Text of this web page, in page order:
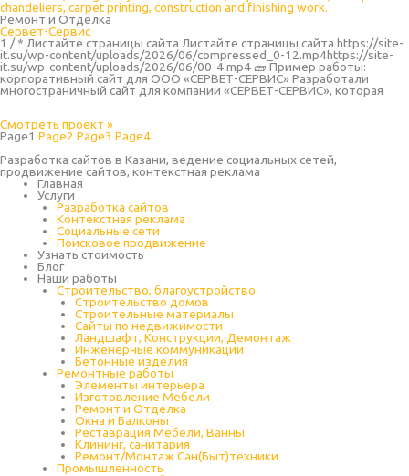
Ремонт и Отделка
Сервет-Сервис
1 / * Листайте страницы сайта Листайте страницы сайта https://site-
it.su/wp-content/uploads/2026/06/compressed_0-12.mp4https://site-
it.su/wp-content/uploads/2026/06/00-4.mp4 🧱 Пример работы:
корпоративный сайт для ООО «СЕРВЕТ-СЕРВИС» Разработали
многостраничный сайт для компании «СЕРВЕТ-СЕРВИС», которая
Смотреть проект »
Page1 Page2 Page3 Page4
Разработка сайтов в Казани, ведение социальных сетей,
продвижение сайтов, контекстная реклама
Главная
Услуги
Разработка сайтов
Контекстная реклама
Социальные сети
Поисковое продвижение
Узнать стоимость
Блог
Наши работы
Строительство, благоустройство
Строительство домов
Строительные материалы
Сайты по недвижимости
Ландшафт, Конструкции, Демонтаж
Инженерные коммуникации
Бетонные изделия
Ремонтные работы
Элементы интерьера
Изготовление Мебели
Ремонт и Отделка
Окна и Балконы
Реставрация Мебели, Ванны
Клининг, санитария
Ремонт/Монтаж Сан(Быт)техники
Промышленность